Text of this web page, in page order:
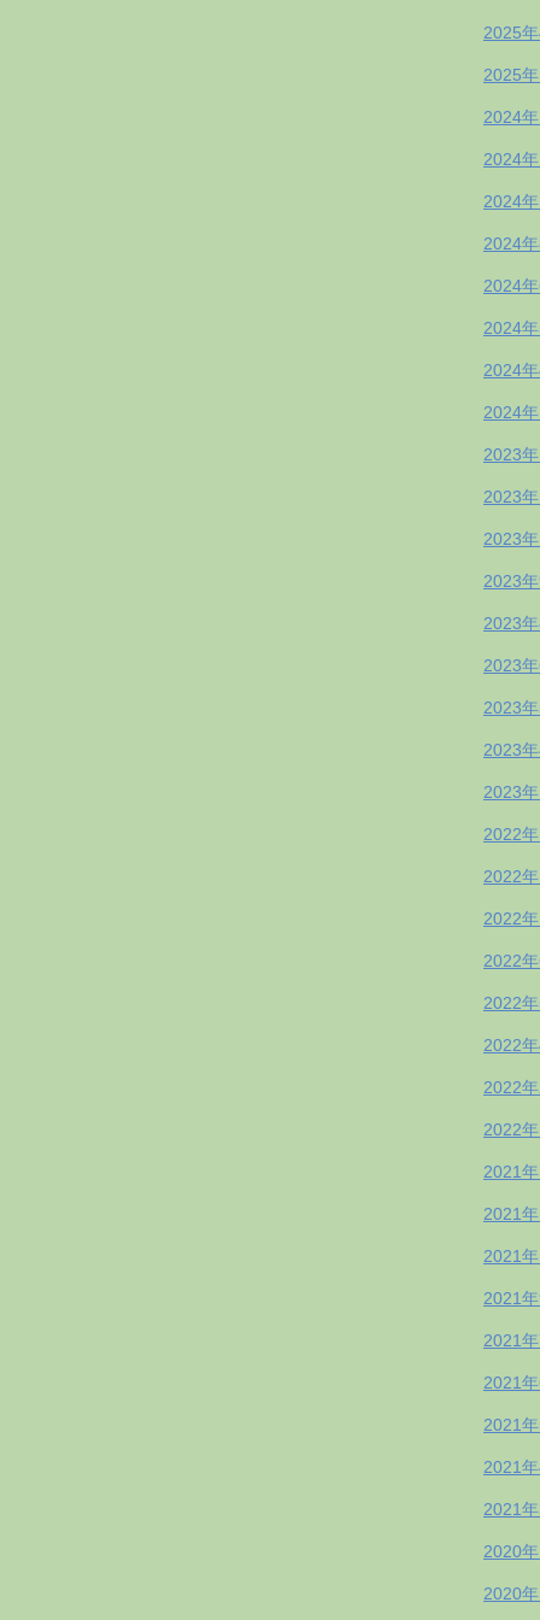
2025
2025
2024
2024
2024
2024
2024
2024
2024
2024
2023
2023
2023
2023
2023
2023
2023
2023
2023
2022
2022
2022
2022
2022
2022
2022
2022
2021
2021
2021
2021
2021
2021
2021
2021
2021
2020
2020